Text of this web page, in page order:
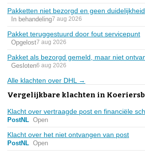
Pakketten niet bezorgd en geen
In behandeling7 aug 2026
Pakket teruggestuurd door fout servicepunt
Opgelost7 aug 2026
Pakket als bezorgd gemeld, maar niet
Gesloten6 aug 2026
Alle klachten over DHL →
Vergelijkbare klachten in
Klacht over vertraagde post en financiële
PostNL Open
Klacht over het niet ontvangen van post
PostNL Open